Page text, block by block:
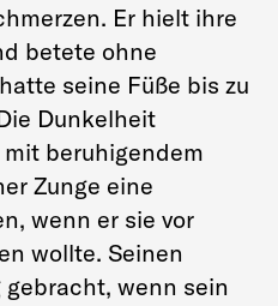
Er hielt ihre
betete ohne
seine Füße bis zu
Dunkelheit
beruhigendem
Zunge eine
wenn er sie vor
wollte. Seinen
wenn sein